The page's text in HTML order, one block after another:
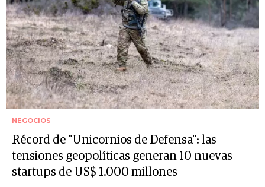
NEGOCIOS
Récord de "Unicornios de Defensa": las
tensiones geopolíticas generan 10 nuevas
startups de US$ 1.000 millones